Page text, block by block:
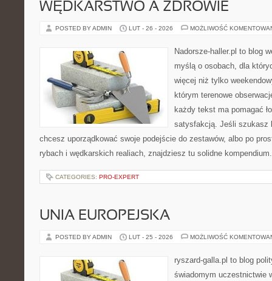
WĘDKARSTWO A ZDROWIE
POSTED BY ADMIN LUT - 26 - 2026 MOŻLIWOŚĆ
Nadorsze-haller.pl to blog
myślą o osobach, dla
więcej niż tylko
którym terenowe
każdy tekst ma pomagać
satysfakcją. Jeśli szukasz
chcesz uporządkować swoje podejście do zestawów, albo po
rybach i wędkarskich realiach, znajdziesz tu solidne
CATEGORIES: PRO-EXPERT
UNIA EUROPEJSKA
POSTED BY ADMIN LUT - 25 - 2026 MOŻLIWOŚĆ
ryszard-galla.pl to blog
świadomym uczestnictwie